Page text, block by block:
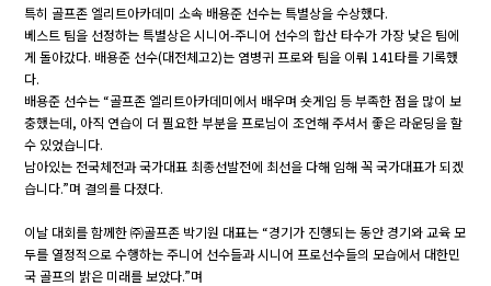
특히 골프존 엘리트아카데미 소속 배용준 선수는 특별상을 수상했다.
베스트 팀을 선정하는 특별상은 시니어-주니어 선수의 합산 타수가 가장 낮은 팀에
게 돌아갔다. 배용준 선수(대전체고2)는 염병귀 프로와 팀을 이뤄 141타를 기록했
다.
배용준 선수는 “골프존 엘리트아카데미에서 배우며 숏게임 등 부족한 점을 많이 보
충했는데, 아직 연습이 더 필요한 부분을 프로님이 조언해 주셔서 좋은 라운딩을 할
수 있었습니다.
남아있는 전국체전과 국가대표 최종선발전에 최선을 다해 임해 꼭 국가대표가 되겠
습니다.”며 결의를 다졌다.
이날 대회를 함께한 ㈜골프존 박기원 대표는 “경기가 진행되는 동안 경기와 교육 모
두를 열정적으로 수행하는 주니어 선수들과 시니어 프로선수들의 모습에서 대한민
국 골프의 밝은 미래를 보았다.”며